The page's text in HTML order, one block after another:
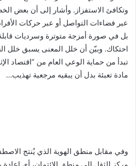
وتكافئ الاستفزاز. وأشار إلى أن بعض
عبر فضاءات التواصل أو عبر حركات
بل في صورة أمزجة متوترة وسرديات
احتكاك. وبيّن أن خلل المعنى يسبق خلل
تبدأ من حماية الوعي العام من “اقتصاد
مادة تعبئة بدل أن يبقيه مرجعية تهذيب…
وفي مقابل منطق الهوية الذي يُنتج